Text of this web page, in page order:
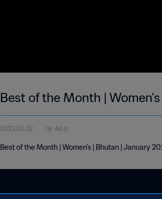
Best of the Month |
2023.02.02 1분 46초
Best of the Month | Women's | Bhutan | January